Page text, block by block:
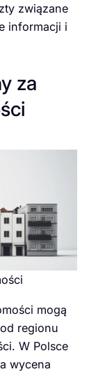
związane
informacji i
za
mogą
regionu
W Polsce
wycena